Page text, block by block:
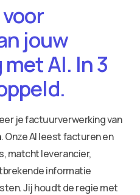
jouw
AI. In 3
je factuurverwerking van
. Onze AI leest facturen en
matcht leverancier,
informatie
Jij houdt de regie met